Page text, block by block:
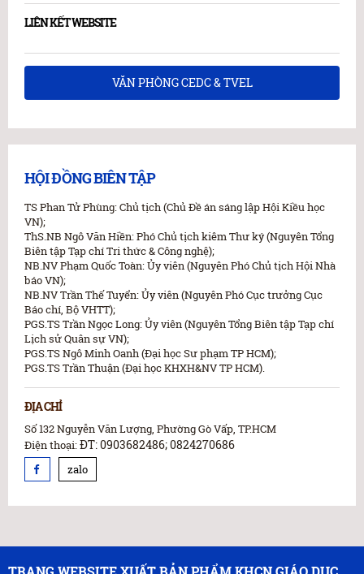
LIÊN KẾT WEBSITE
VĂN PHÒNG CEDC & TVEL
HỘI ĐỒNG BIÊN TẬP
TS Phan Tử Phùng: Chủ tịch (Chủ Đề án sáng lập Hội Kiều học
VN);
ThS.NB Ngô Văn Hiền: Phó Chủ tịch kiêm Thư ký (Nguyên Tổng
Biên tập Tạp chí Tri thức & Công nghệ);
NB.NV Phạm Quốc Toàn: Ủy viên (Nguyên Phó Chủ tịch Hội Nhà
báo VN);
NB.NV Trần Thế Tuyển: Ủy viên (Nguyên Phó Cục trưởng Cục
Báo chí, Bộ VHTT);
PGS.TS Trần Ngọc Long: Ủy viên (Nguyên Tổng Biên tập Tạp chí
Lịch sử Quân sự VN);
PGS.TS Ngô Minh Oanh (Đại học Sư phạm TP HCM);
PGS.TS Trần Thuận (Đại học KHXH&NV TP HCM).
ĐỊA CHỈ
Số 132 Nguyễn Văn Lượng, Phường Gò Vấp, TP.HCM
Điện thoại:ĐT: 0903682486; 0824270686
zalo